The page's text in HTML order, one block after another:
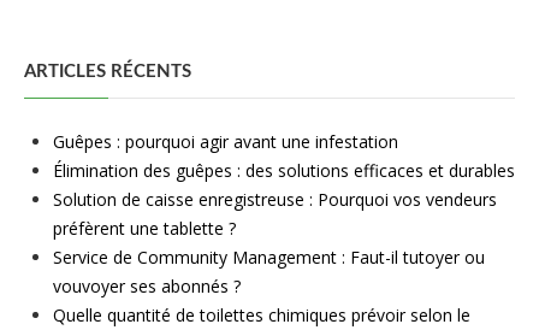
ARTICLES RÉCENTS
Guêpes : pourquoi agir avant une infestation
Élimination des guêpes : des solutions efficaces et durables
Solution de caisse enregistreuse : Pourquoi vos vendeurs
préfèrent une tablette ?
Service de Community Management : Faut-il tutoyer ou
vouvoyer ses abonnés ?
Quelle quantité de toilettes chimiques prévoir selon le